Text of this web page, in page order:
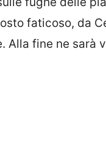
faticoso, da
Alla fine ne sarà